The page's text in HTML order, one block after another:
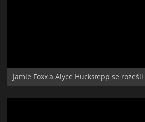
Jamie Foxx a Alyce Huckstepp se rozešli.